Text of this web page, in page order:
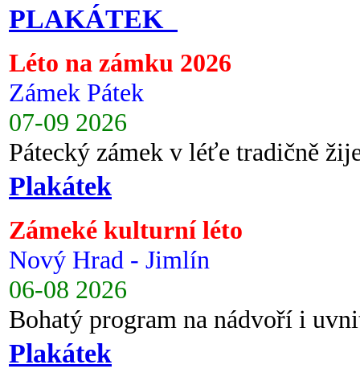
PLAKÁTEK
Léto na zámku 2026
Zámek Pátek
07-09 2026
Pátecký zámek v léťe tradičně
Plakátek
Zámeké kulturní léto
Nový Hrad - Jimlín
06-08 2026
Bohatý program na nádvoří i
Plakátek